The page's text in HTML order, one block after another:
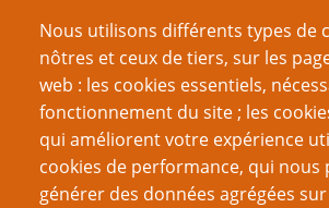
Nous utilisons différents types de
nôtres et ceux de tiers, sur les
web : les cookies essentiels,
fonctionnement du site ; les
qui améliorent votre expérience
cookies de performance, qui
générer des données agrégées
Recherche